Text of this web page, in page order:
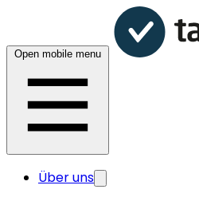
Open mobile menu
Über uns